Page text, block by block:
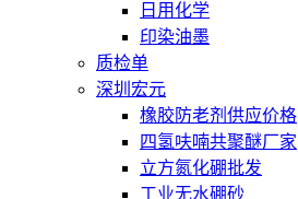
日用化学
印染油墨
质检单
深圳宏元
橡胶防老剂供应价格
四氢呋喃共聚醚厂家
立方氮化硼批发
工业无水硼砂